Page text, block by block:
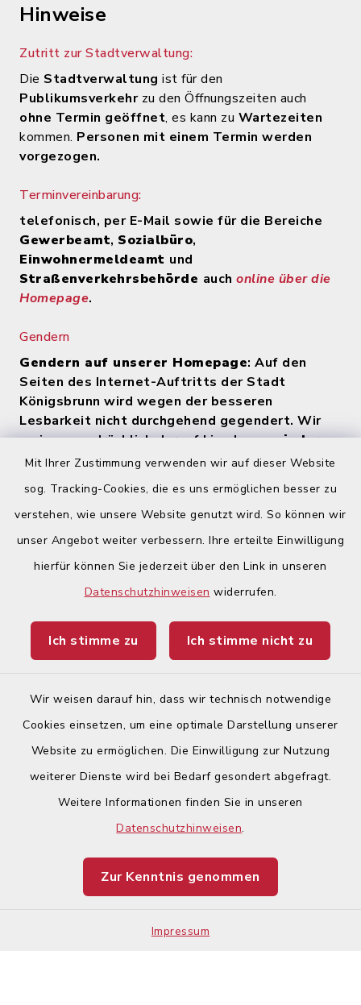
Mit Ihrer Zustimmung verwenden wir auf dieser Website
sog. Tracking-Cookies, die es uns ermöglichen besser zu
verstehen, wie unsere Website genutzt wird. So können wir
unser Angebot weiter verbessern. Ihre erteilte Einwilligung
hierfür können Sie jederzeit über den Link in unseren
Datenschutzhinweisen widerrufen.
Ich stimme zu Ich stimme nicht zu
Wir weisen darauf hin, dass wir technisch notwendige
Cookies einsetzen, um eine optimale Darstellung unserer
Website zu ermöglichen. Die Einwilligung zur Nutzung
weiterer Dienste wird bei Bedarf gesondert abgefragt.
Weitere Informationen finden Sie in unseren
Datenschutzhinweisen.
Zur Kenntnis genommen
Impressum
Hinweise
Zutritt zur Stadtverwaltung:
Die Stadtverwaltung ist für den
Publikumsverkehr zu den Öffnungszeiten auch
ohne Termin geöffnet, es kann zu Wartezeiten
kommen. Personen mit einem Termin werden
vorgezogen.
Terminvereinbarung:
telefonisch, per E-Mail sowie für die Bereiche
Gewerbeamt, Sozialbüro,
Einwohnermeldeamt und
Straßenverkehrsbehörde auch online über die
Homepage.
Gendern
Gendern auf unserer Homepage: Auf den
Seiten des Internet-Auftritts der Stadt
Königsbrunn wird wegen der besseren
Lesbarkeit nicht durchgehend gegendert. Wir
weisen ausdrücklich darauf hin, dasszu jeder
Zeit alle Geschlechter (m/w/d) angesprochen
Quicklinks
Begegnungsland Lech-Wertach
Ticketportal
Barrierefreiheit
Sitemap